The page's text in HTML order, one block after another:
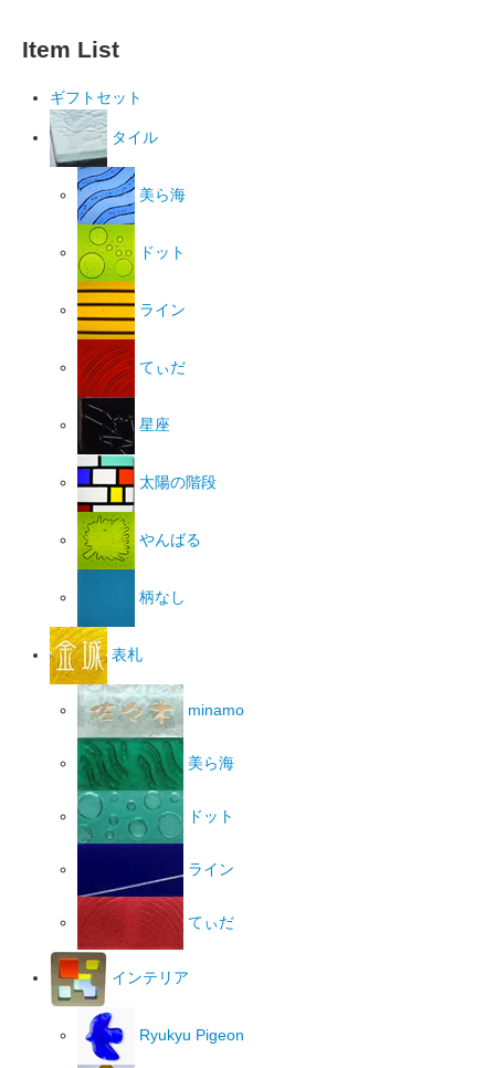
Item List
ギフトセット
タイル
美ら海
ドット
ライン
てぃだ
星座
太陽の階段
やんばる
柄なし
表札
minamo
美ら海
ドット
ライン
てぃだ
インテリア
Ryukyu Pigeon